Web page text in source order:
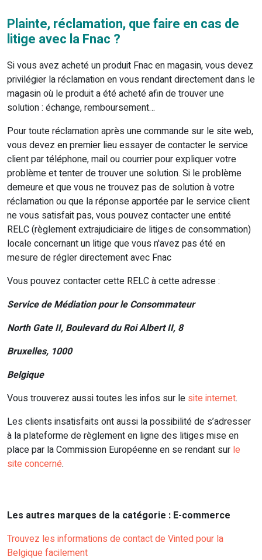
Plainte, réclamation, que faire en cas de
litige avec la Fnac ?
Si vous avez acheté un produit Fnac en magasin, vous devez
privilégier la réclamation en vous rendant directement dans le
magasin où le produit a été acheté afin de trouver une
solution : échange, remboursement…
Pour toute réclamation après une commande sur le site web,
vous devez en premier lieu essayer de contacter le service
client par téléphone, mail ou courrier pour expliquer votre
problème et tenter de trouver une solution. Si le problème
demeure et que vous ne trouvez pas de solution à votre
réclamation ou que la réponse apportée par le service client
ne vous satisfait pas, vous pouvez contacter une entité
RELC (règlement extrajudiciaire de litiges de consommation)
locale concernant un litige que vous n'avez pas été en
mesure de régler directement avec Fnac
Vous pouvez contacter cette RELC à cette adresse :
Service de Médiation pour le Consommateur
North Gate II, Boulevard du Roi Albert II, 8
Bruxelles, 1000
Belgique
Vous trouverez aussi toutes les infos sur le site internet.
Les clients insatisfaits ont aussi la possibilité de s’adresser
à la plateforme de règlement en ligne des litiges mise en
place par la Commission Européenne en se rendant sur le
site concerné.
Les autres marques de la catégorie : E-commerce
Trouvez les informations de contact de Vinted pour la
Belgique facilement